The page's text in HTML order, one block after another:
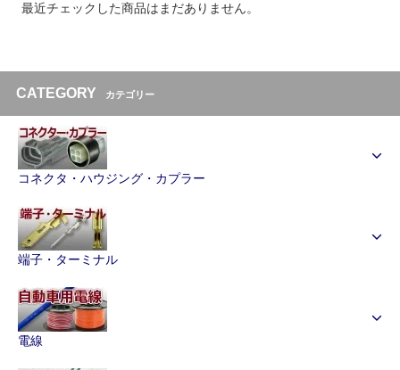
最近チェックした商品はまだありません。
CATEGORY カテゴリー
コネクタ・ハウジング・カプラー
端子・ターミナル
電線